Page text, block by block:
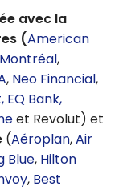
avec la
(American
,
, Neo Financial,
EQ Bank,
et Revolut) et
(Aéroplan,Air
Blue, Hilton
, Best